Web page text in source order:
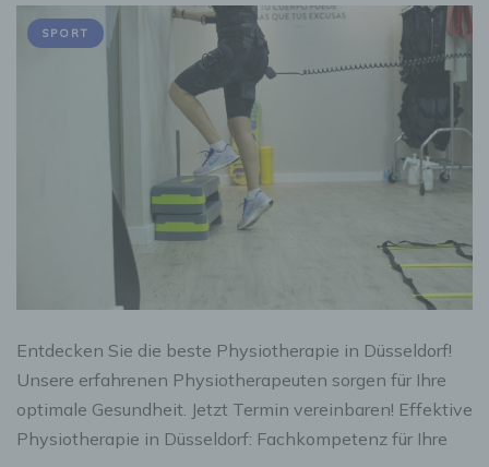
SPORT
Entdecken Sie die beste Physiotherapie in Düsseldorf!
Unsere erfahrenen Physiotherapeuten sorgen für Ihre
optimale Gesundheit. Jetzt Termin vereinbaren! Effektive
Physiotherapie in Düsseldorf: Fachkompetenz für Ihre